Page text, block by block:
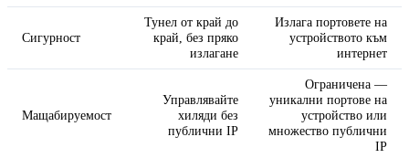
Сигурност
Тунел от край до
край, без пряко
излагане
Излага портовете на
устройството към
интернет
Мащабируемост
Управлявайте
хиляди без
публични IP
Ограничена —
уникални портове на
устройство или
множество публични
IP